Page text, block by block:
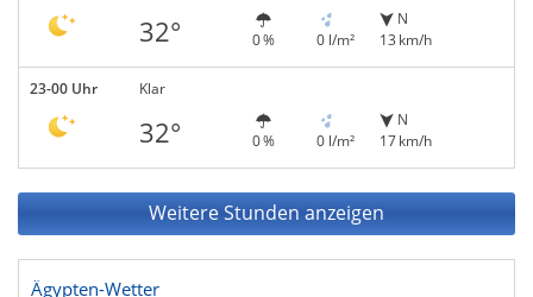
32° 0 % 0 l/m²
N
13 km/h
23-00 Uhr Klar
32° 0 % 0 l/m²
N
17 km/h
Weitere Stunden anzeigen
Ägypten-Wetter